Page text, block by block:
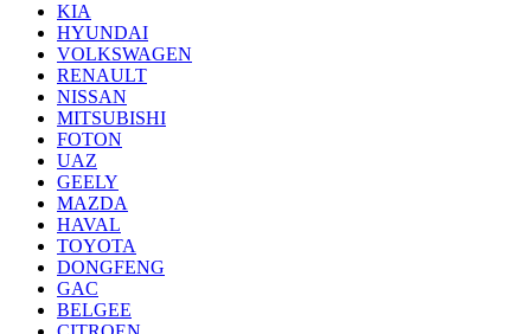
KIA
HYUNDAI
VOLKSWAGEN
RENAULT
NISSAN
MITSUBISHI
FOTON
UAZ
GEELY
MAZDA
HAVAL
TOYOTA
DONGFENG
GAC
BELGEE